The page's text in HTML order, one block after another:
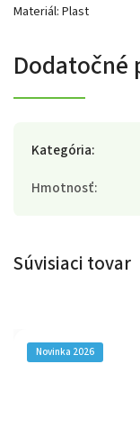
Materiál: Plast
Dodatočné
Kategória:
Hmotnosť:
Súvisiaci tovar
Novinka 2026